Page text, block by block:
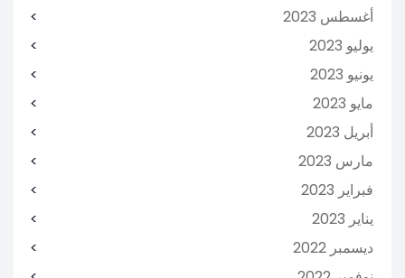
أغسطس 2023
يوليو 2023
يونيو 2023
مايو 2023
أبريل 2023
مارس 2023
فبراير 2023
يناير 2023
ديسمبر 2022